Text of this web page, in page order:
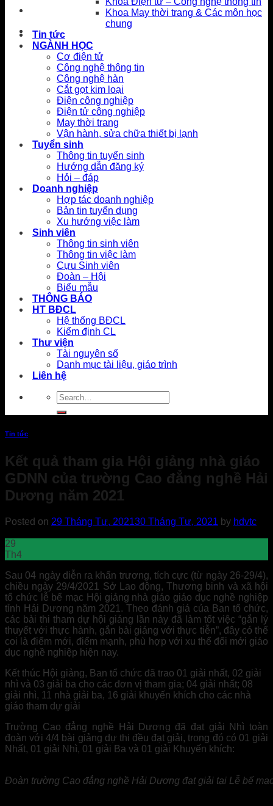
Khoa May thời trang & Các môn học
chung
Tin tức
NGÀNH HỌC
Cơ điện tử
Công nghệ thông tin
Công nghệ hàn
Cắt gọt kim loại
Điện công nghiệp
Điện tử công nghiệp
May thời trang
Vận hành, sửa chữa thiết bị lạnh
Tuyển sinh
Thông tin tuyển sinh
Hướng dẫn đăng ký
Hỏi – đáp
Doanh nghiệp
Hợp tác doanh nghiệp
Bản tin tuyển dụng
Xu hướng việc làm
Sinh viên
Thông tin sinh viên
Thông tin việc làm
Cựu Sinh viên
Đoàn – Hội
Biểu mẫu
THÔNG BÁO
HT BĐCL
Hệ thống BĐCL
Kiểm định CL
Thư viện
Tài nguyên số
Danh mục tài liệu, giáo trình
Liên hệ
Tin tức
Kết quả tham gia Hội giảng nhà giáo
GDNN của trường Cao đẳng nghề Hải
Dương năm 2021
Posted on 29 Tháng Tư, 202130 Tháng Tư, 2021 by hdvtc
29
Th4
Sau 04 ngày diễn ra khẩn trương, tích cực (từ ngày 26-29/4),
chiều ngày 29/4/2021 Sở Lao động, Thương binh và xã hội
tổ chức lễ bế mạc Hội giảng nhà giáo giáo dục nghề nghiệp
tỉnh Hải Dương năm 2021. Theo đánh giá của Ban tổ chức,
các bài thi tham dự hội giảng lần này đã làm tốt việc “gắn lý
thuyết với thực hành, gắn bài giảng với thực tiễn”, đây có thể
coi là điểm mới, điểm mạnh, phù hợp với xu thể đổi mới giáo
dục nghề nghiệp hiện nay.
Kết thúc Hội giảng, Ban tổ chức đã trao 01 giải nhất, 02 giải
nhì và 03 giải ba cho các đơn vị tham gia; 04 giải nhất; 08
giải nhì, 11 nhà giải ba, 16 giải khuyến khích cho các nhà
giáo tham dự giải
Trường Cao đẳng nghề Hải Dương đã đạt giải Nhì toàn
đoàn với 4/4 bài giảng dự thi đều đạt giải, trong đó có 01 giải
Nhất, 01 giải Nhì, 01 giải Ba và 01 giải Khuyến khích:
Đoàn trường Cao đẳng nghề Hải Dương đạt giải tại Lễ bế